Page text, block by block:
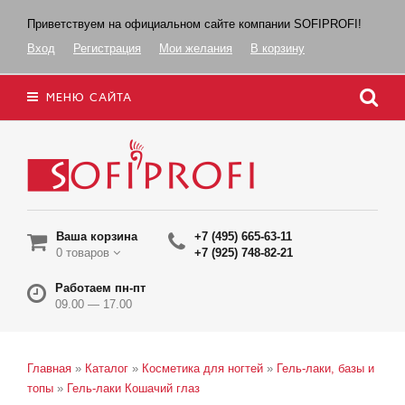
Приветствуем на официальном сайте компании SOFIPROFI!
Вход
Регистрация Мои желания В корзину
МЕНЮ САЙТА
Ваша корзина
0 товаров
+7 (495) 665-63-11
+7 (925) 748-82-21
Работаем пн-пт
09.00 — 17.00
Главная » Каталог » Косметика для ногтей » Гель-лаки, базы и
топы » Гель-лаки Кошачий глаз